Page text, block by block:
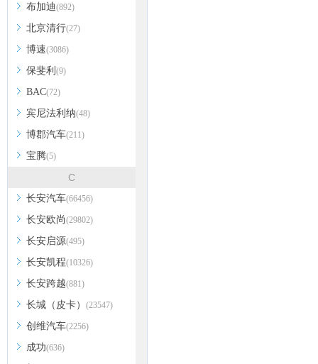
布加迪(892)
北京清行(27)
博速(3086)
保斐利 (9)
BAC(72)
宾尼法利纳(48)
博郡汽车(211)
宝腾(5)
C
长安汽车(66456)
长安欧尚(29802)
长安启源(495)
长安凯程(10326)
长安跨越(881)
长城（皮卡） (23547)
创维汽车(2256)
成功(636)